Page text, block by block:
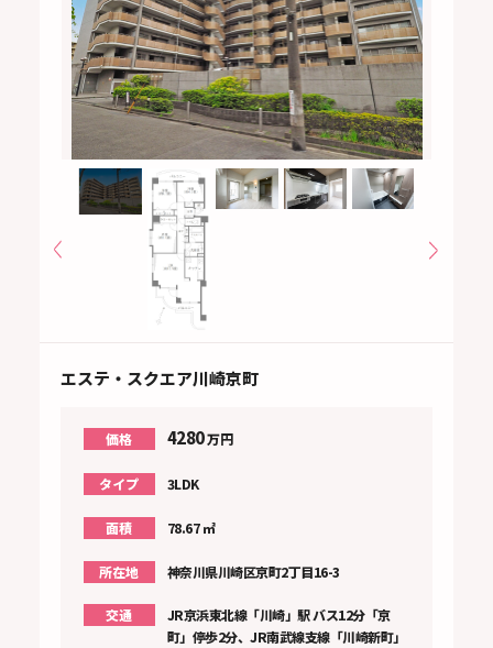
エステ・スクエア川崎京町
価格 4280万円
タイプ 3LDK
面積 78.67 ㎡
所在地 神奈川県川崎区京町2丁目16-3
交通
JR京浜東北線「川崎」駅 バス12分「京
町」停歩2分、JR南武線支線「川崎新町」